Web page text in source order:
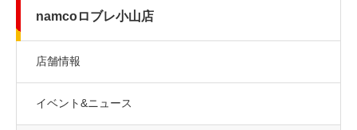
namcoロブレ小山店
店舗情報
イベント&ニュース